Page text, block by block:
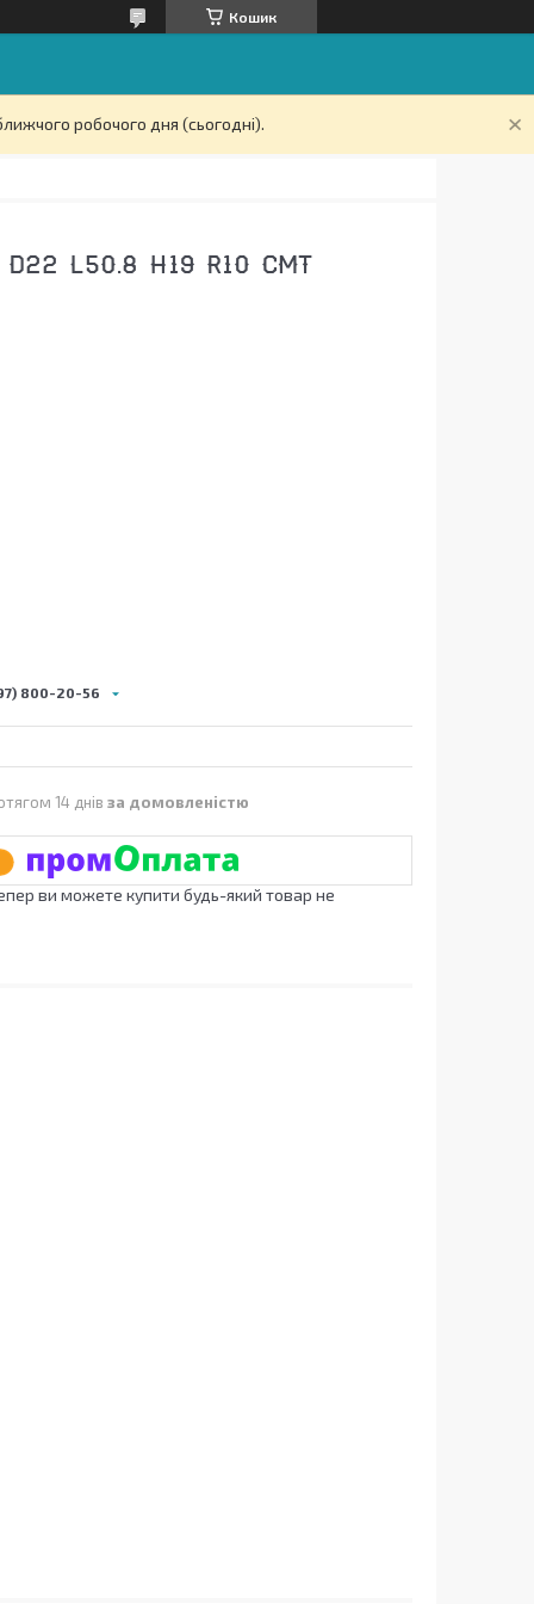
Кошик
робочого дня (сьогодні).
L50.8 H19 R10 СМТ
800-20-56
14 днів за домовленістю
ви можете купити будь-який товар не